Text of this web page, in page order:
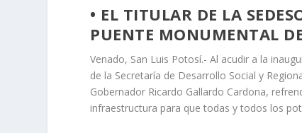
• EL TITULAR DE LA
PUENTE MONUMENTAL
Venado, San Luis Potosí.- Al acudir a la
de la Secretaría de Desarrollo Social y
Gobernador Ricardo Gallardo Cardona,
infraestructura para que todas y todos los